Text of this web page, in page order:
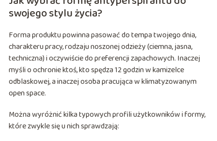
swojego stylu życia?
Forma produktu powinna pasować do tempa twojego dnia,
charakteru pracy, rodzaju noszonej odzieży (ciemna, jasna,
techniczna) i oczywiście do preferencji zapachowych. Inaczej
myśli o ochronie ktoś, kto spędza 12 godzin w kamizelce
odblaskowej, a inaczej osoba pracująca w klimatyzowanym
open space.
Można wyróżnić kilka typowych profili użytkowników i formy,
które zwykle się u nich sprawdzają: